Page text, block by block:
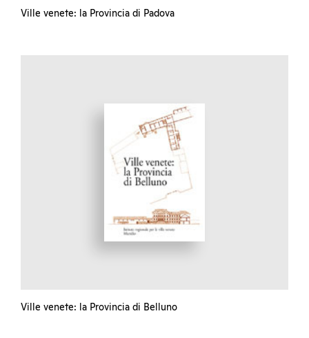
Ville venete: la Provincia di Padova
Ville venete: la Provincia di Belluno